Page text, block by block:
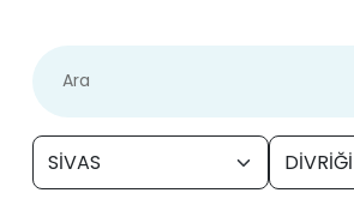
SİVAS DİVRİĞİ